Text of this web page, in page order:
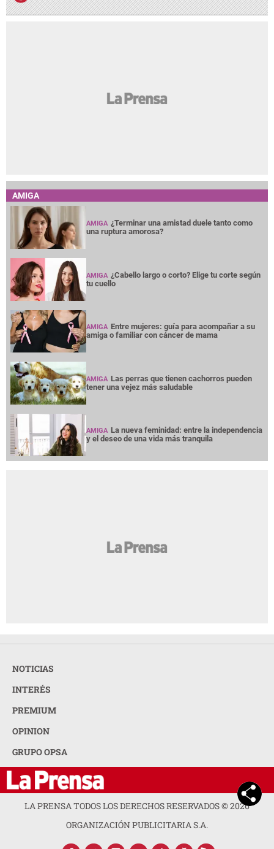
AMIGA
AMIGA ¿Terminar una amistad duele tanto como
una ruptura amorosa?
AMIGA ¿Cabello largo o corto? Elige tu corte según
tu cuello
AMIGA Entre mujeres: guía para acompañar a su
amiga o familiar con cáncer de mama
AMIGA Las perras que tienen cachorros pueden
tener una vejez más saludable
AMIGA La nueva feminidad: entre la independencia
y el deseo de una vida más tranquila
NOTICIAS
INTERÉS
PREMIUM
OPINION
GRUPO OPSA
LA PRENSA TODOS LOS DERECHOS RESERVADOS ©2026
ORGANIZACIÓN PUBLICITARIA S.A.